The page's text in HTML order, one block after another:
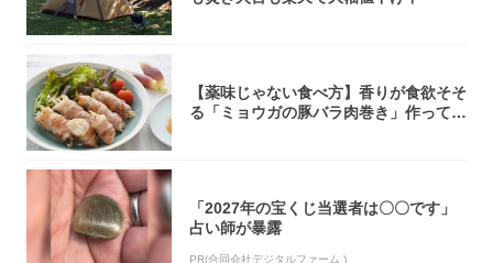
【薬味じゃない食べ方】香りが食欲そそ
る「ミョウガの豚バラ肉巻き」作ってみ
「2027年の宝くじ当選者は〇〇です」
占い師が暴露
PR(合同会社デジタルファーム )